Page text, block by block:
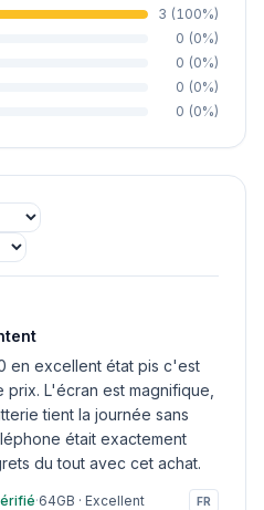
3 (100%)
0 (0%)
0 (0%)
0 (0%)
0 (0%)
en excellent état pis c'est
L'écran est magnifique,
tient la journée sans
était exactement
du tout avec cet achat.
·64GB · Excellent FR